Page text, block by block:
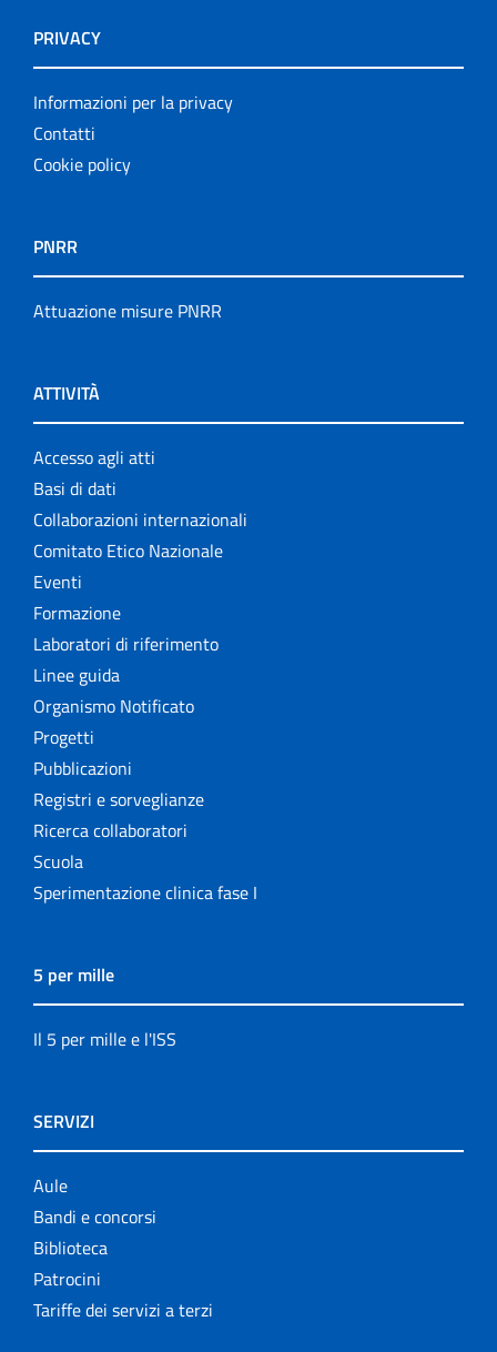
PRIVACY
Informazioni per la privacy
Contatti
Cookie policy
PNRR
Attuazione misure PNRR
ATTIVITÀ
Accesso agli atti
Basi di dati
Collaborazioni internazionali
Comitato Etico Nazionale
Eventi
Formazione
Laboratori di riferimento
Linee guida
Organismo Notificato
Progetti
Pubblicazioni
Registri e sorveglianze
Ricerca collaboratori
Scuola
Sperimentazione clinica fase I
5 per mille
Il 5 per mille e l'ISS
SERVIZI
Aule
Bandi e concorsi
Biblioteca
Patrocini
Tariffe dei servizi a terzi